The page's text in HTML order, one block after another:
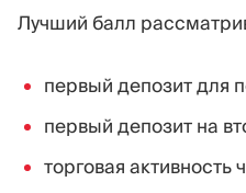
Лучший балл
первый депозит для
первый депозит на
торговая активность